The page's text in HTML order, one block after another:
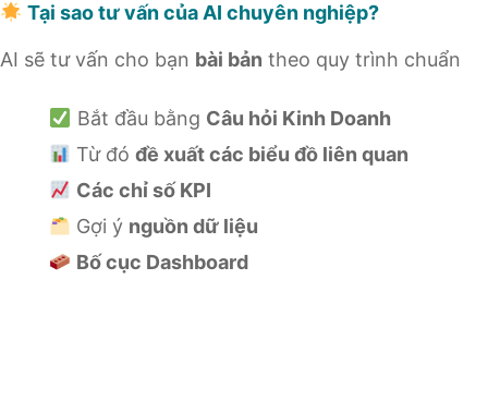
Tại sao tư vấn của AI chuyên nghiệp?
AI sẽ tư vấn cho bạn bài bản theo quy trình chuẩn
Bắt đầu bằng Câu hỏi Kinh Doanh
Từ đó đề xuất các biểu đồ liên quan
Các chỉ số KPI
Gợi ý nguồn dữ liệu
Bố cục Dashboard